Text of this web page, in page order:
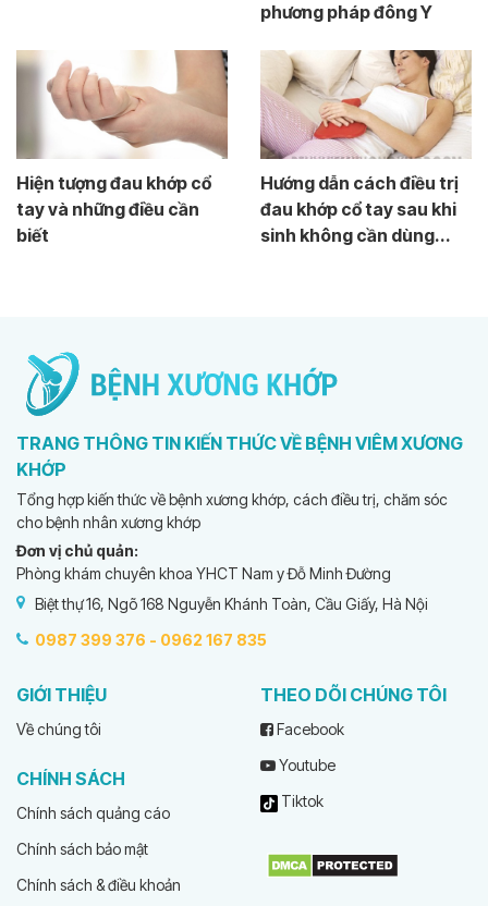
phương pháp đông Y
Hiện tượng đau khớp cổ
tay và những điều cần
biết
Hướng dẫn cách điều trị
đau khớp cổ tay sau khi
sinh không cần dùng...
TRANG THÔNG TIN KIẾN THỨC VỀ BỆNH VIÊM XƯƠNG
KHỚP
Tổng hợp kiến thức về bệnh xương khớp, cách điều trị, chăm sóc
cho bệnh nhân xương khớp
Đơn vị chủ quản:
Phòng khám chuyên khoa YHCT Nam y Đỗ Minh Đường
Biệt thự 16, Ngõ 168 Nguyễn Khánh Toàn, Cầu Giấy, Hà Nội
0987 399 376 - 0962 167 835
GIỚI THIỆU
Về chúng tôi
CHÍNH SÁCH
Chính sách quảng cáo
Chính sách bảo mật
Chính sách & điều khoản
THEO DÕI CHÚNG TÔI
Facebook
Youtube
Tiktok